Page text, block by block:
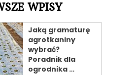
WPISY
Jaką gramaturę
agrotkaniny
wybrać?
Poradnik dla
ogrodnika …